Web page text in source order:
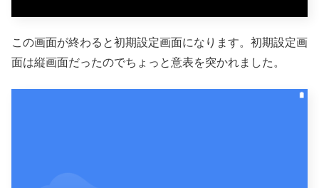
この画面が終わると初期設定画面になります。初期設定画
面は縦画面だったのでちょっと意表を突かれました。